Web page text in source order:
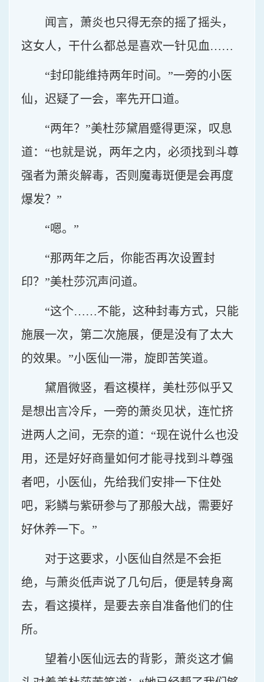
闻言，萧炎也只得无奈的摇了摇头，
这女人，干什么都总是喜欢一针见血……
“封印能维持两年时间。”一旁的小医
仙，迟疑了一会，率先开口道。
“两年？”美杜莎黛眉蹙得更深，叹息
道：“也就是说，两年之内，必须找到斗尊
强者为萧炎解毒，否则魔毒斑便是会再度
爆发？”
“嗯。”
“那两年之后，你能否再次设置封
印？”美杜莎沉声问道。
“这个……不能，这种封毒方式，只能
施展一次，第二次施展，便是没有了太大
的效果。”小医仙一滞，旋即苦笑道。
黛眉微竖，看这模样，美杜莎似乎又
是想出言冷斥，一旁的萧炎见状，连忙挤
进两人之间，无奈的道：“现在说什么也没
用，还是好好商量如何才能寻找到斗尊强
者吧，小医仙，先给我们安排一下住处
吧，彩鳞与紫研参与了那般大战，需要好
好休养一下。”
对于这要求，小医仙自然是不会拒
绝，与萧炎低声说了几句后，便是转身离
去，看这摸样，是要去亲自准备他们的住
所。
望着小医仙远去的背影，萧炎这才偏